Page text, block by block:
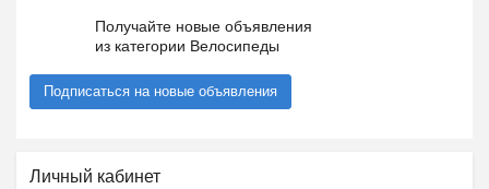
Получайте новые объявления
из категории Велосипеды
Подписаться на новые объявления
Личный кабинет